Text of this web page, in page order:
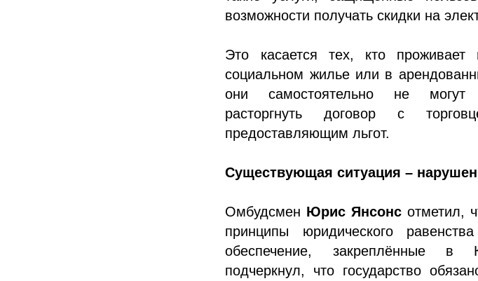
возможности получать скидки на
Это касается тех, кто проживает
социальном жилье или в
они самостоятельно не могут
расторгнуть договор с
предоставляющим льгот.
Существующая ситуация –
Омбудсмен Юрис Янсонс отметил,
принципы юридического
обеспечение, закреплённые в
подчеркнул, что государство